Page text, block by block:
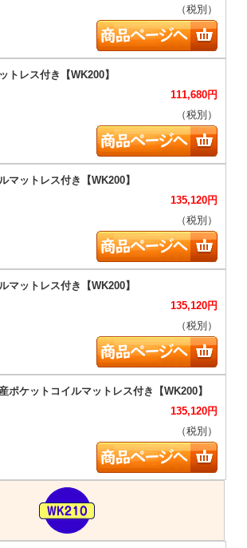
（税別）
111,680円
（税別）
135,120円
（税別）
135,120円
（税別）
135,120円
（税別）